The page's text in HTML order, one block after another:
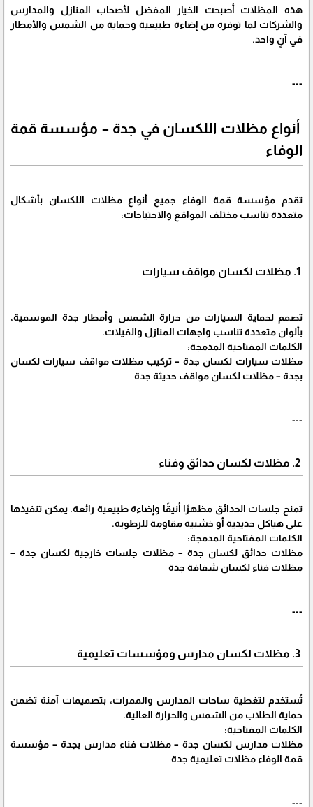
هذه المظلات أصبحت الخيار المفضل لأصحاب المنازل والمدارس
والشركات لما توفره من إضاءة طبيعية وحماية من الشمس والأمطار
في آنٍ واحد.
---
أنواع مظلات اللكسان في جدة – مؤسسة قمة
الوفاء
تقدم مؤسسة قمة الوفاء جميع أنواع مظلات اللكسان بأشكال
متعددة تناسب مختلف المواقع والاحتياجات:
تصمم لحماية السيارات من حرارة الشمس وأمطار جدة الموسمية،
بألوان متعددة تناسب واجهات المنازل والفيلات.
الكلمات المفتاحية المدمجة:
مظلات سيارات لكسان جدة – تركيب مظلات مواقف سيارات لكسان
بجدة – مظلات لكسان مواقف حديثة جدة
---
تمنح جلسات الحدائق مظهرًا أنيقًا وإضاءة طبيعية رائعة. يمكن تنفيذها
على هياكل حديدية أو خشبية مقاومة للرطوبة.
الكلمات المفتاحية المدمجة:
مظلات حدائق لكسان جدة – مظلات جلسات خارجية لكسان جدة –
مظلات فناء لكسان شفافة جدة
---
تُستخدم لتغطية ساحات المدارس والممرات، بتصميمات آمنة تضمن
حماية الطلاب من الشمس والحرارة العالية.
الكلمات المفتاحية:
مظلات مدارس لكسان جدة – مظلات فناء مدارس بجدة – مؤسسة
قمة الوفاء مظلات تعليمية جدة
---